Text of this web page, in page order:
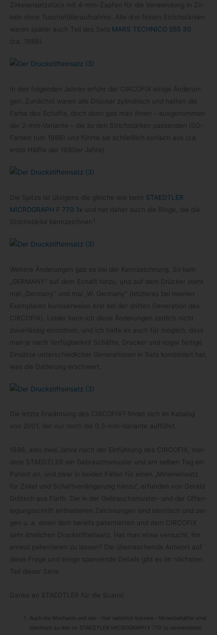
Zir­kel­an­satz­stück mit 4-​mm-​Zapfen für die Ver­wen­dung in Zir­
keln ohne Tusche­fül­ler­auf­nahme. Alle drei fei­nen Strich­stär­ken
waren spä­ter auch Teil des Sets MARS TECHNICO 555 30
(ca. 1989).
In den fol­gen­den Jah­ren erfuhr der CIRCOFIX einige Ände­run­
gen. Zunächst waren alle Drü­cker zylin­drisch und hat­ten die
Farbe des Schafts, doch dann gab man ihnen – aus­ge­nom­men
der 2-​mm-​Variante – die zu den Strich­stär­ken pas­sen­den ISO-​
Farben (um 1989) und führte sie schließ­lich konisch aus (ca.
erste Hälfte der 1990er Jahre).
Die Spitze ist übri­gens die glei­che wie beim STAEDTLER
MICROGRAPH F 770 1x und hat daher auch die Ringe, die die
Strich­stärke kenn­zeich­nen 1
Wei­tere Ände­run­gen gab es bei der Kenn­zeich­nung. So kam
„GERMANY“ auf dem Schaft hinzu, und auf dem Drü­cker steht
mal „Ger­many“ und mal „W. Ger­many“ (letz­te­res bei mei­nen
Exem­pla­ren kurio­ser­weise erst bei der drit­ten Gene­ra­tion des
CIRCOFIX). Lei­der kann ich diese Ände­run­gen zeit­lich nicht
zuver­läs­sig ein­ord­nen, und ich halte es auch für mög­lich, dass
man je nach Ver­füg­bar­keit Schäfte, Drü­cker und sogar fer­tige
Ein­sätze unter­schied­li­cher Gene­ra­tio­nen in Sets kom­bi­niert hat,
was die Datie­rung erschwert.
Die letzte Erwäh­nung des CIRCOFIX 2
fin­det sich im Kata­log
von 2001, der nur noch die 0,5-mm-Variante aufführt.
1986, also zwei Jahre nach der Ein­füh­rung des CIRCOFIX, mel­
dete STAEDTLER ein Gebrauchs­mus­ter und am sel­ben Tag ein
Patent an, und zwar in bei­den Fäl­len für einen „Minen­ein­satz
für Zir­kel und Schaft­ver­län­ge­rung hierzu“, erfun­den von Gerald
Grötsch aus Fürth. Die in der Gebrauchsmuster- und der Offen­
le­gungs­schrift ent­hal­te­nen Zeich­nun­gen sind iden­tisch und zei­
gen u. a. einen dem bereits paten­tier­ten und dem CIRCOFIX
sehr ähn­li­chen Druck­stift­ein­satz. Hat man etwa ver­sucht, ihn
erneut paten­tie­ren zu las­sen? Die über­ra­schende Ant­wort auf
diese Frage und einige span­nende Details gibt es im nächs­ten
Teil die­ser Serie.
Danke an STAEDTLER für die Scans!
Auch die Mecha­nik und der – hier natür­lich kür­zere – Minen­be­häl­ter sind
iden­tisch zu den im STAEDTLER MICROGRAPH F 770 1x ver­wen­de­ten